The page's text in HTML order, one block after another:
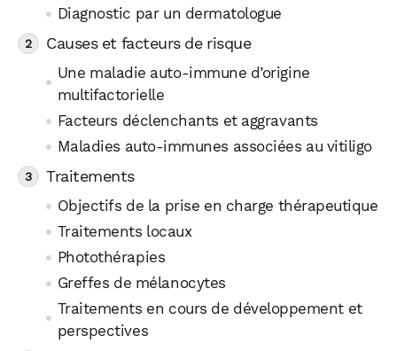
Diagnostic par un dermatologue
Causes et facteurs de risque
Une maladie auto-immune d’origine
multifactorielle
Facteurs déclenchants et aggravants
Maladies auto-immunes associées au vitiligo
Traitements
Objectifs de la prise en charge thérapeutique
Traitements locaux
Photothérapies
Greffes de mélanocytes
Traitements en cours de développement et
perspectives